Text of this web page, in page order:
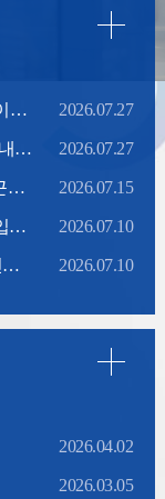
[GBSA] 경기 AI 클러스터 오픈이노베이션 연계·실증 프로그램 참가기업 모집 안내 2026.07.27
[한국공학대학교] AI 명사초청 특강 안내(8/25) 2026.07.27
[경기중소벤처기업연합회] 기업생산·근로환경 개선사업 참여기업 모집 안내 2026.07.15
[경기테크노파크] 2026년 제조로봇 도입지원(도입ㆍ실증 및 고도화지원(2차)) 참가기업 모집 안내 2026.07.10
[GBSA]2026년 경기도 중소기업 ESG진단평가 및 개선지원 사업 안내 2026.07.10
2026.04.02
2026.03.05